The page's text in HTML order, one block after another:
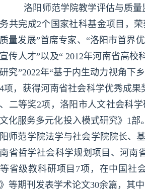
洛阳师范学院教学评估与质量
共完成2个国家社科基金项目，
量发展”首席专家、“洛阳市首界
传人才”以及“ 2012年河南省高校
究”2022年“基于内生动力视角下
项，获得河南省社会科学优秀成
二等奖2项，洛阳市人文社会科
化服务多元化投入模式研究》1部
师范学院法学与社会学院院长、
省哲学社会科学规划项目、河南
省级教科研项目7项，在中国社
等期刊发表学术论文30余篇，其